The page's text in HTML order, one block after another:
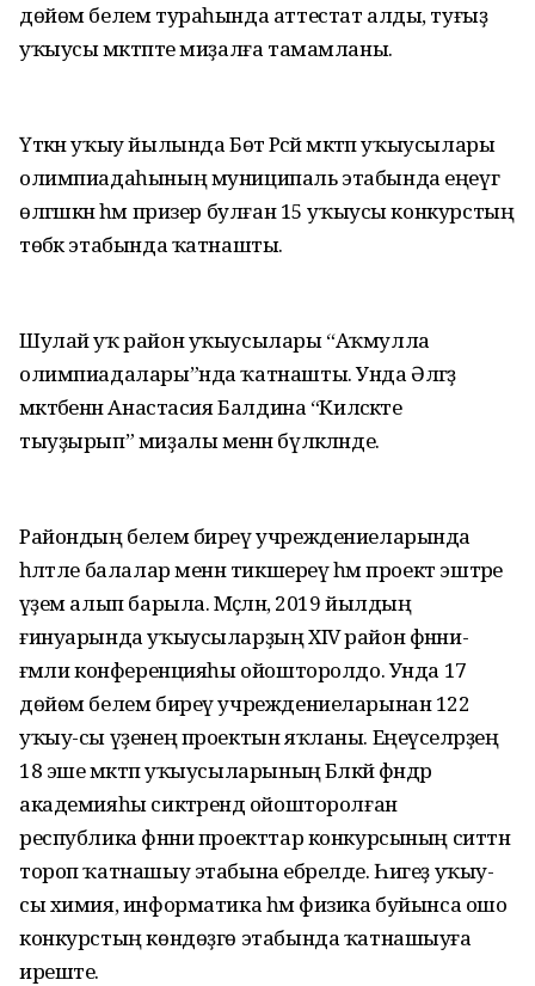
дөйөм белем тураһында аттестат алды, туғыҙ
уҡыусы мәктәпте миҙалға тамамланы.
Үткән уҡыу йылында Бөтә Рәсәй мәктәп уҡыусылары
олимпиадаһының муниципаль этабында еңеүгә
өлгәшкән һәм призер булған 15 уҡыусы конкурстың
төбәк этабында ҡатнашты.
Шулай уҡ район уҡыусылары “Аҡмулла
олимпиадалары”нда ҡатнашты. Унда Әләгәҙ
мәктәбенән Анастасия Балдина “Киләсәкте
тыуҙырып” миҙалы менән бүләкләнде.
Райондың белем биреү учреждениеларында
һәләтле балалар менән тикшереү һәм проект эштәре
әүҙем алып барыла. Мәҫәлән, 2019 йылдың
ғинуарында уҡыусыларҙың XIV район фәнни-
ғәмәли конференцияһы ойошторолдо. Унда 17
дөйөм белем биреү учреждениеларынан 122
уҡыу-сы үҙенең проектын яҡланы. Еңеүселәрҙең
18 эше мәктәп уҡыусыларының Бәләкәй фәндәр
академияһы сиктәрендә ойошторолған
республика фәнни проекттар конкурсының ситтән
тороп ҡатнашыу этабына ебәрелде. Һигеҙ уҡыу-
сы химия, информатика һәм физика буйынса ошо
конкурстың көндөҙгө этабында ҡатнашыуға
иреште.